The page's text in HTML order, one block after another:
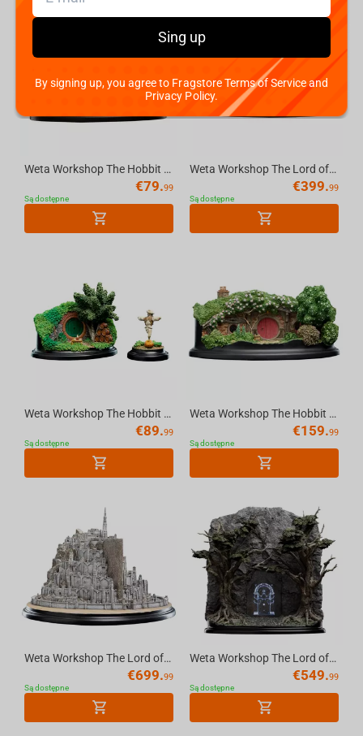
Weta Workshop The Hobbit - Hole 34 Lakeside Environment
€79.99
Są dostępne
Weta Workshop The Lord of the Rings Trilogy - The Black Gate Environment
€399.99
Są dostępne
Weta Workshop The Hobbit Trilogy - Hobbit Hole - 15 Gardens Smial Environment
€89.99
Są dostępne
Weta Workshop The Hobbit Trilogy - Hobbit Hole - 22 Pine Grove Environment
€159.99
Są dostępne
Weta Workshop The Lord of the Rings Trilogy - Minas Tirith Environment
€699.99
Są dostępne
Weta Workshop The Lord of the Rings - The Doors of Durin Environment 1/6 scale
€549.99
Są dostępne
Sing up
By signing up, you agree to Fragstore Terms of Service and
Privacy Policy.